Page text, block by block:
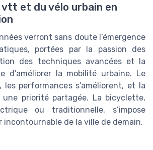
vtt et du vélo urbain en
verront sans doute l’émergence
portées par la passion des
des techniques avancées et la
d’améliorer la mobilité urbaine. Le
les performances s’améliorent, et la
priorité partagée. La bicyclette,
ou traditionnelle, s’impose
incontournable de la ville de demain.